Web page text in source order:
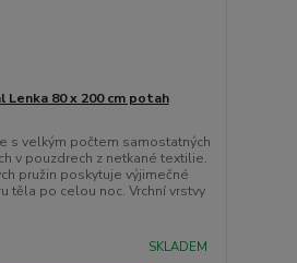
Lenka 80 x 200 cm potah
s velkým počtem samostatných
v pouzdrech z netkané textilie.
pružin poskytuje výjimečné
těla po celou noc. Vrchní vrstvy
SKLADEM